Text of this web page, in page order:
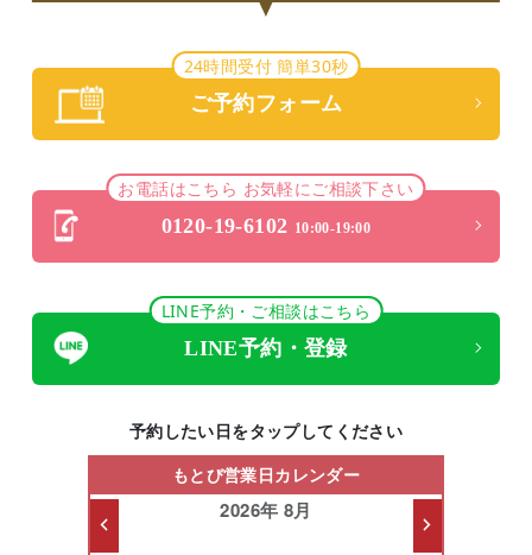
24時間受付 簡単30秒
ご予約フォーム
お電話はこちら お気軽にご相談下さい
0120-19-6102 10:00-19:00
LINE予約・ご相談はこちら
LINE予約・登録
予約したい日をタップしてください
もとび営業日カレンダー
2026年 8月